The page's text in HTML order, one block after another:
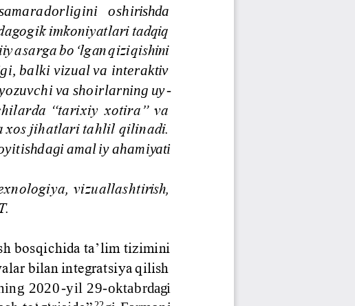
oshirishda
imkoniyatlari tadqiq
asarga bo‘lgan qiziqishini
balki vizual va interaktiv
va shoirlarning uy-
“tarixiy  xotira”  va
xos jihatlari tahlil qilinadi.
amaliy ahamiyati
vizuallashtirish,
bosqichida ta’lim tizimini
bilan integratsiya qilish
2020-yil 29-oktabrdagi